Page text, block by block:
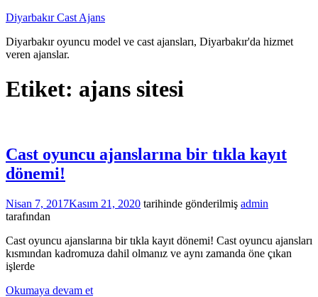
İçeriğe
Diyarbakır Cast Ajans
Diyarbakır oyuncu model ve cast ajansları, Diyarbakır'da hizmet
veren ajanslar.
Etiket: ajans sitesi
Cast oyuncu ajanslarına bir tıkla kayıt
dönemi!
Nisan 7, 2017Kasım 21, 2020 tarihinde gönderilmiş admin
tarafından
Cast oyuncu ajanslarına bir tıkla kayıt dönemi! Cast oyuncu ajansları
kısmından kadromuza dahil olmanız ve aynı zamanda öne çıkan
işlerde
Okumaya devam et